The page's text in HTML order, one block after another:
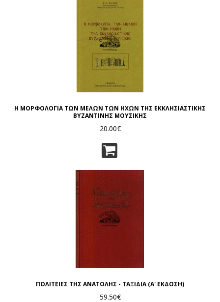
Η ΜΟΡΦΟΛΟΓΙΑ ΤΩΝ ΜΕΛΩΝ ΤΩΝ ΗΧΩΝ ΤΗΣ ΕΚΚΛΗΣΙΑΣΤΙΚΗΣ
ΒΥΖΑΝΤΙΝΗΣ ΜΟΥΣΙΚΗΣ
20.00€
ΠΟΛΙΤΕΙΕΣ ΤΗΣ ΑΝΑΤΟΛΗΣ - ΤΑΞΙΔΙΑ (Α' ΕΚΔΟΣΗ)
59.50€